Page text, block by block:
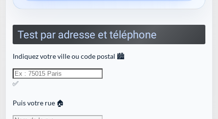
Test par adresse et téléphone
Indiquez votre ville ou code postal 🏙️
✅
Puis votre rue 🏠